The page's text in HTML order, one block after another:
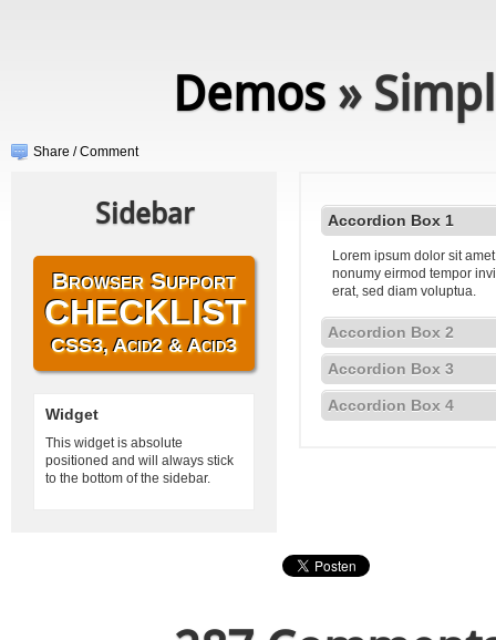
Demos»
Share / Comment
Accordion Box 1
Lorem ipsum dolor sit
nonumy eirmod tempor
erat, sed diam voluptua.
Accordion Box 2
Accordion Box 3
Accordion Box 4
Sidebar
Browser Support
CHECKLIST
CSS3, Acid2 & Acid3
Widget
This widget is absolute
positioned and will always stick
to the bottom of the sidebar.